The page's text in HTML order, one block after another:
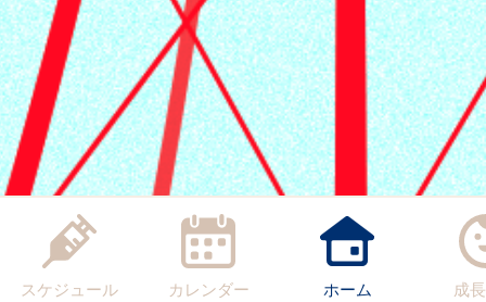
スケジュール カレンダー ホーム 成